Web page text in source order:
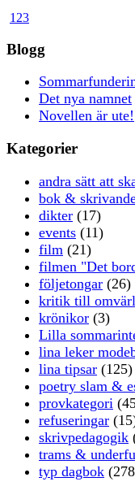
1 23
Blogg
Det nya namnet
Novellen är ute!
Kategorier
andra sätt att
bok &
dikter (17)
events (11)
film (21)
filmen "Det
följetongar (26)
kritik till
krönikor (3)
Lilla
lina leker
lina tipsar (125)
poetry slam &
provkategori
refuseringar
skrivpedagogik
trams &
typ dagbok